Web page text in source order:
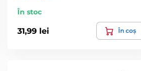
În stoc
31,99 lei În coș